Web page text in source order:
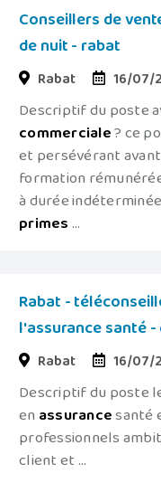
Conseillers de
de nuit - rabat
Rabat 16/07/
Descriptif du poste
commerciale? ce
et persévérant
formation
à durée
primes ...
Rabat -
l'assurance santé -
Rabat 16/07/
Descriptif du poste
enassurancesanté
professionnels
client et ...